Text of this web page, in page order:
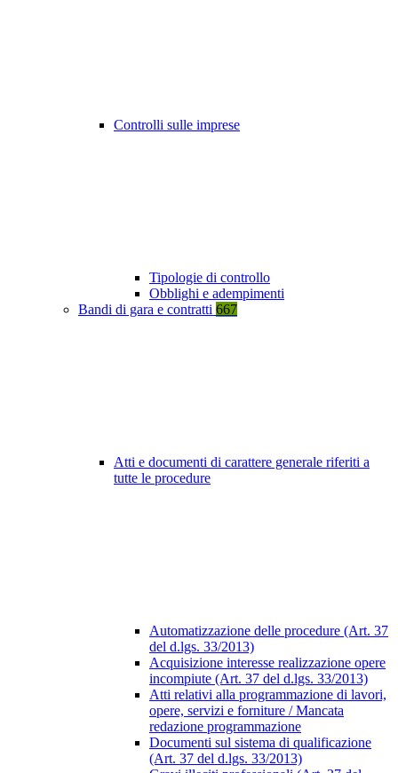
Controlli sulle imprese
Tipologie di controllo
Obblighi e adempimenti
Bandi di gara e contratti 667
Atti e documenti di carattere generale riferiti a
tutte le procedure
Automatizzazione delle procedure (Art. 37
del d.lgs. 33/2013)
Acquisizione interesse realizzazione opere
incompiute (Art. 37 del d.lgs. 33/2013)
Atti relativi alla programmazione di lavori,
opere, servizi e forniture / Mancata
redazione programmazione
Documenti sul sistema di qualificazione
(Art. 37 del d.lgs. 33/2013)